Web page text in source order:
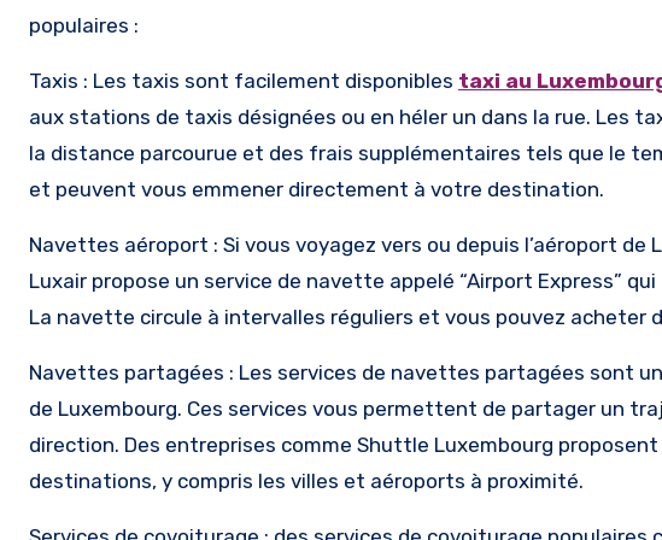
populaires :
Taxis : Les taxis sont facilement disponibles taxi au
aux stations de taxis désignées ou en héler un dans la rue. Les
la distance parcourue et des frais supplémentaires tels que le
et peuvent vous emmener directement à votre destination.
Navettes aéroport : Si vous voyagez vers ou depuis l’aéroport
Luxair propose un service de navette appelé “Airport Express”
La navette circule à intervalles réguliers et vous pouvez acheter
Navettes partagées : Les services de navettes partagées sont
de Luxembourg. Ces services vous permettent de partager un
direction. Des entreprises comme Shuttle Luxembourg
destinations, y compris les villes et aéroports à proximité.